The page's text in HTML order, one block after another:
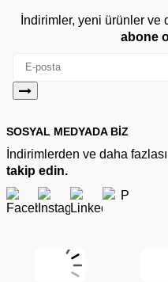
İndirimler, yeni ürünler ve
abone
SOSYAL MEDYADA BİZ
İndirimlerden ve daha
takip edin.